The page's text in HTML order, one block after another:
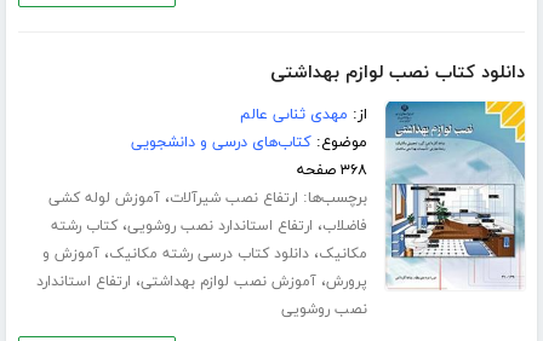
دانلود کتاب نصب لوازم بهداشتی
از: مهدى ثناىى عالم
موضوع:کتاب‌های درسی و دانشجویی
۳۶۸ صفحه
برچسب‌ها: ارتفاع نصب شیرآلات،آموزش لوله کشی
فاضلاب، ارتفاع استاندارد نصب روشویی،کتاب رشته
مکانیک،دانلود کتاب درسی رشته مکانیک،آموزش و
پرورش،آموزش نصب لوازم بهداشتی، ارتفاع استاندارد
نصب روشویی